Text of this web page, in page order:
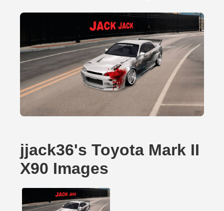
jjack36's Toyota Mark II
X90 Images